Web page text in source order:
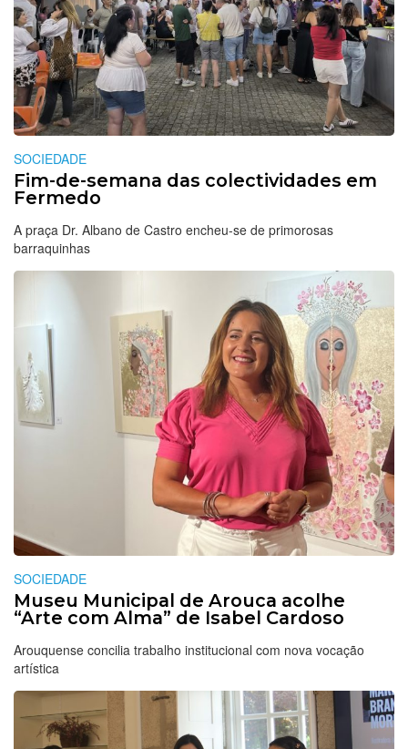
SOCIEDADE
Fim-de-semana das colectividades em
Fermedo
A praça Dr. Albano de Castro encheu-se de primorosas
barraquinhas
SOCIEDADE
Museu Municipal de Arouca acolhe
“Arte com Alma” de Isabel Cardoso
Arouquense concilia trabalho institucional com nova vocação
artística